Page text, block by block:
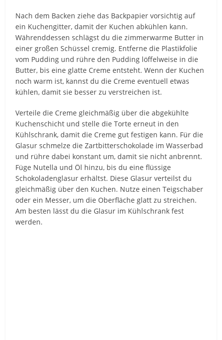
Nach dem Backen ziehe das Backpapier vorsichtig auf
ein Kuchengitter, damit der Kuchen abkühlen kann.
Währenddessen schlägst du die zimmerwarme Butter in
einer großen Schüssel cremig. Entferne die Plastikfolie
vom Pudding und rühre den Pudding löffelweise in die
Butter, bis eine glatte Creme entsteht. Wenn der Kuchen
noch warm ist, kannst du die Creme eventuell etwas
kühlen, damit sie besser zu verstreichen ist.
Verteile die Creme gleichmäßig über die abgekühlte
Kuchenschicht und stelle die Torte erneut in den
Kühlschrank, damit die Creme gut festigen kann. Für die
Glasur schmelze die Zartbitterschokolade im Wasserbad
und rühre dabei konstant um, damit sie nicht anbrennt.
Füge Nutella und Öl hinzu, bis du eine flüssige
Schokoladenglasur erhältst. Diese Glasur verteilst du
gleichmäßig über den Kuchen. Nutze einen Teigschaber
oder ein Messer, um die Oberfläche glatt zu streichen.
Am besten lässt du die Glasur im Kühlschrank fest
werden.